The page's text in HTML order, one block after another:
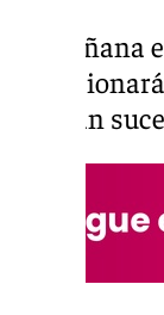
La mañana
podrían